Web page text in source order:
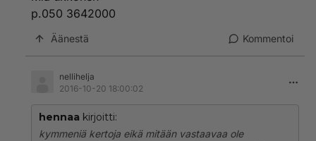
p.050 3642000
Äänestä Kommentoi
nellihelja
2016-10-20 18:00:02
hennaa kirjoitti:
kymmeniä kertoja eikä mitään vastaavaa ole